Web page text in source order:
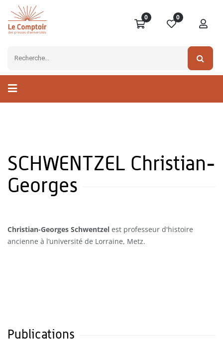
0 0
SCHWENTZEL Christian-
Georges
Christian-Georges Schwentzel est professeur d'histoire
ancienne à l’université de Lorraine, Metz.
Publications